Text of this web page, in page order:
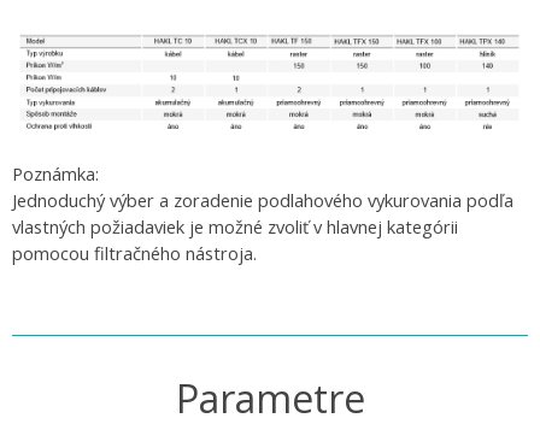
Poznámka:
Jednoduchý výber a zoradenie podlahového vykurovania podľa
vlastných požiadaviek je možné zvoliť v hlavnej kategórii
pomocou filtračného nástroja.
Parametre